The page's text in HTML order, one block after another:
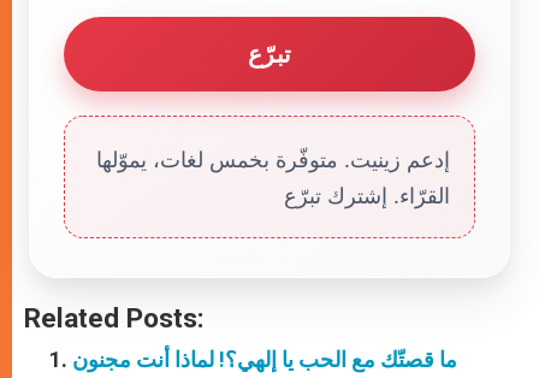
تبرّع
إدعم زينيت. متوفّرة بخمس لغات، يموّلها
القرّاء. إشترك تبرّع
Related Posts:
ما قصتّك مع الحب يا إلهي؟! لماذا أنت مجنون